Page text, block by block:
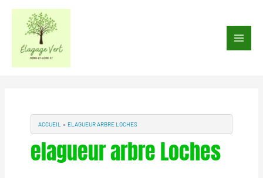
Aller
contenu
Main
ACCUEIL ELAGUEUR ARBRE LOCHES
elagueur arbre Loches